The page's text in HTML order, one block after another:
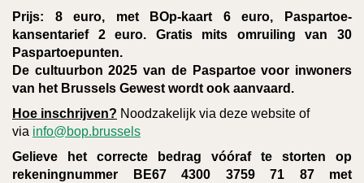
Prijs: 8 euro, met BOp-kaart 6 euro, Paspartoe-
kansentarief 2 euro. Gratis mits omruiling van 30
Paspartoepunten.
De cultuurbon 2025 van de Paspartoe voor inwoners
van het Brussels Gewest wordt ook aanvaard.
Hoe inschrijven? Noodzakelijk via deze website of
via info@bop.brussels
Gelieve het correcte bedrag vóóraf te storten op
rekeningnummer BE67 4300 3759 71 87 met